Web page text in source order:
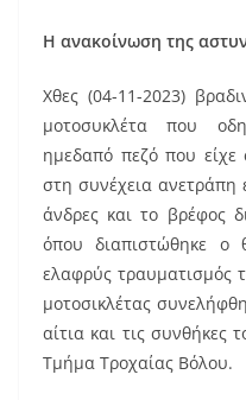
Η ανακοίνωση της
Χθες (04-11-2023)
μοτοσυκλέτα που
ημεδαπό πεζό που είχε
στη συνέχεια ανετράπη
άνδρες και το βρέφος
όπου διαπιστώθηκε ο
ελαφρύς τραυματισμός
μοτοσικλέτας
αίτια και τις συνθήκες
Τμήμα Τροχαίας Βόλου.